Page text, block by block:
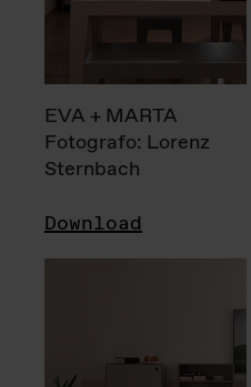
EVA + MARTA
Fotografo: Lorenz
Sternbach
Download